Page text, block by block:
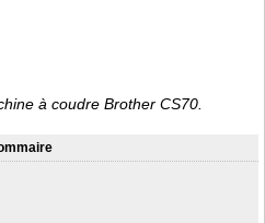
à coudre Brother CS70.